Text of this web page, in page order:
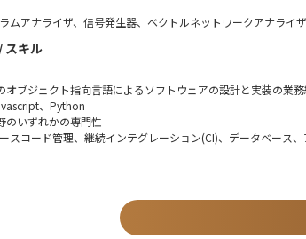
題設定、ユースケース設計
、業務定着までのプロジェクト推進
ンの要件整理、仕様設計
連携した実装推進・技術要件への落とし込み
発チーム間のコミュニケーション設計・合意形成
、効果検証、定着支援
知見の抽象化、再利用可能なプロダクトへの還元
徴】
FDEと近い距離で、実装まで踏み込んだコンサルティングがで
グ、プロダクトマネジメント、事業開発を横断したキャリア形
の成長フェーズにおいて、事業づくりそのものに関与できる
ジネスを横断しながら課題解決を進めたい方
事業成長に関わりたい方
任者、プロダクト責任者、起業家などを目指したい方
的タフネスがあり、自ら学び、考え、推進できる方
）】
経験をお持ちの方
グファーム、SIer、IT企業、事業会社などでの業務改善・シ
リング、業務整理、要件定義の経験
、SaaS、業務システムなどを活用した課題解決経験
ネジメントまたはプロジェクト推進の経験
ータサイエンティストと連携した開発・導入プロジェクトの
ムアナライザ、信号発生器、ベクトルネットワークアナライ
リケーション、ソフトウェアと物理制御ファームウェアが含ま
対話しながらソリューションをコンセプトから築き上げます
ムの一員として研究開発に従事していただきます。初期の
発を完遂することが求められます。
容】
に応じてチームで協力しながら業務を進めていきます。
ウェア開発: ネットワーク・アナライザ等の高度な計測器を制
ルゴリズム開発: 複雑な信号データの解析、フィルタリング、
り革新的な電子計測業界のリーダーであり続けているメーカーで
スキル
オブジェクト指向言語によるソフトウェアの設計と実装の業
、Python
のいずれかの専門性
スコード管理、継続インテグレーション(CI)、データベース
業務に抵抗のない方（仕様書の読解、海外拠点とのリモート